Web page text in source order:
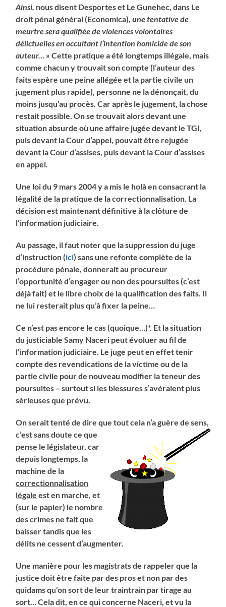
Ainsi, nous disent Desportes et Le Gunehec, dans Le
droit pénal général (Economica), une tentative de
meurtre sera qualifiée de violences volontaires
délictuelles en occultant l’intention homicide de son
auteur… » Cette pratique a été longtemps illégale, mais
comme chacun y trouvait son compte (l’auteur des
faits espère une peine allégée et la partie civile un
jugement plus rapide), personne ne la dénonçait, du
moins jusqu’au procès. Car après le jugement, la chose
restait possible. On se trouvait alors devant une
situation absurde où une affaire jugée devant le TGI,
puis devant la Cour d’appel, pouvait être rejugée
devant la Cour d’assises, puis devant la Cour d’assises
en appel.
Une loi du 9 mars 2004 y a mis le holà en consacrant la
légalité de la pratique de la correctionnalisation. La
décision est maintenant définitive à la clôture de
l’information judiciaire.
Au passage, il faut noter que la suppression du juge
d’instruction (ici) sans une refonte complète de la
procédure pénale, donnerait au procureur
l’opportunité d’engager ou non des poursuites (c’est
déjà fait) et le libre choix de la qualification des faits. Il
ne lui resterait plus qu’à fixer la peine…
Ce n’est pas encore le cas (quoique…)*. Et la situation
du justiciable Samy Naceri peut évoluer au fil de
l’information judiciaire. Le juge peut en effet tenir
compte des revendications de la victime ou de la
partie civile pour de nouveau modifier la teneur des
poursuites – surtout si les blessures s’avéraient plus
sérieuses que prévu.
On serait tenté de dire que tout cela n’a guère de sens,
c’est sans doute ce que
pense le législateur, car
depuis longtemps, la
machine de la
correctionnalisation
légale est en marche, et
(sur le papier) le nombre
des crimes ne fait que
baisser tandis que les
délits ne cessent d’augmenter.
Une manière pour les magistrats de rappeler que la
justice doit être faite par des pros et non par des
quidams qu’on sort de leur traintrain par tirage au
sort… Cela dit, en ce qui concerne Naceri, et vu la